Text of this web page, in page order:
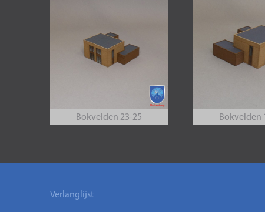
Bokvelden 23-25 Bokvelden
Verlanglijst